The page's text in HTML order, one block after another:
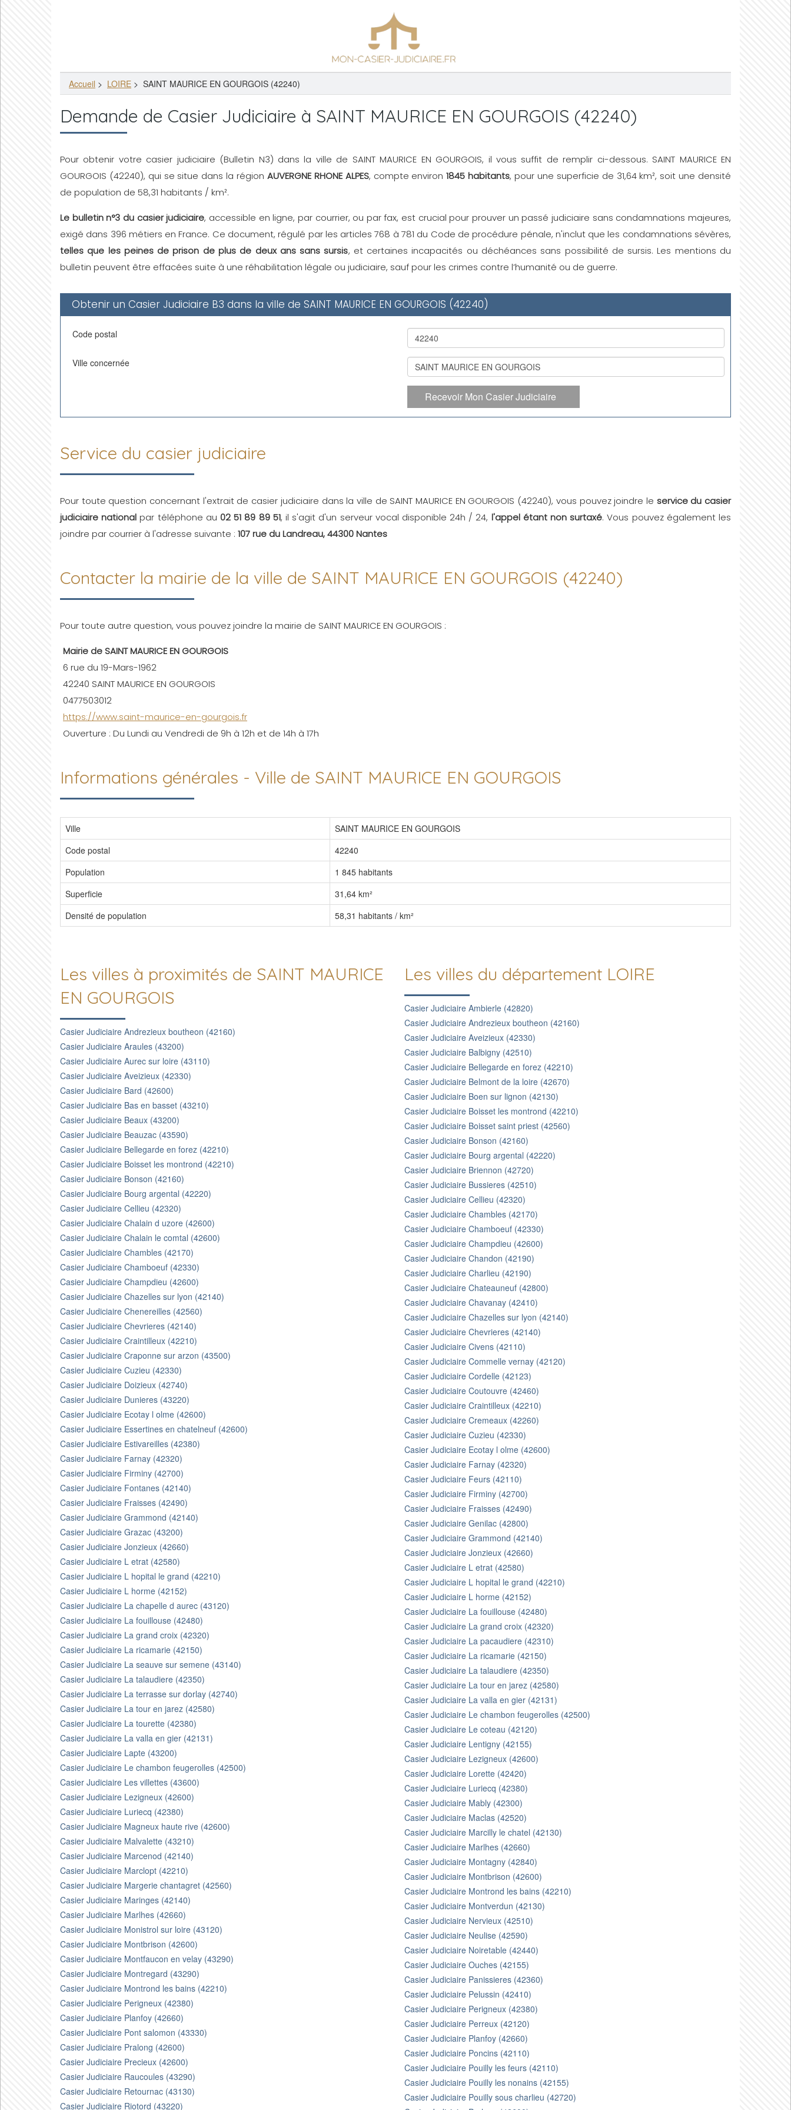
Accueil > LOIRE > SAINT MAURICE EN GOURGOIS (42240)
Demande de Casier Judiciaire à SAINT MAURICE EN GOURGOIS (42240)
Pour obtenir votre casier judiciaire (Bulletin N3) dans la ville de SAINT MAURICE EN GOURGOIS, il vous suffit de remplir ci-dessous. SAINT MAURICE EN
GOURGOIS (42240), qui se situe dans la région AUVERGNE RHONE ALPES, compte environ1845 habitants, pour une superficie de 31,64 km², soit une densité
de population de 58,31 habitants / km².
Le bulletin n°3 du casier judiciaire, accessible en ligne, par courrier, ou par fax, est crucial pour prouver un passé judiciaire sans condamnations majeures,
exigé dans 396 métiers en France. Ce document, régulé par les articles 768 à 781 du Code de procédure pénale, n'inclut que les condamnations sévères,
telles que les peines de prison de plus de deux ans sans sursis, et certaines incapacités ou déchéances sans possibilité de sursis. Les mentions du
bulletin peuvent être effacées suite à une réhabilitation légale ou judiciaire, sauf pour les crimes contre l’humanité ou de guerre.
Obtenir un Casier Judiciaire B3 dans la ville de SAINT MAURICE EN GOURGOIS (42240)
Code postal
Ville concernée
Recevoir Mon Casier Judiciaire
Service du casier judiciaire
Pour toute question concernant l'extrait de casier judiciaire dans la ville de SAINT MAURICE EN GOURGOIS (42240), vous pouvez joindre le service du casier
judiciaire national par téléphone au 02 51 89 89 51, il s'agit d'un serveur vocal disponible 24h / 24, l'appel étant non surtaxé. Vous pouvez également les
joindre par courrier à l'adresse suivante : 107 rue du Landreau, 44300 Nantes
Contacter la mairie de la ville de SAINT MAURICE EN GOURGOIS (42240)
Pour toute autre question, vous pouvez joindre la mairie de SAINT MAURICE EN GOURGOIS :
Mairie de SAINT MAURICE EN GOURGOIS
6 rue du 19-Mars-1962
42240 SAINT MAURICE EN GOURGOIS
0477503012
https://www.saint-maurice-en-gourgois.fr
Ouverture : Du Lundi au Vendredi de 9h à 12h et de 14h à 17h
Informations générales - Ville de SAINT MAURICE EN GOURGOIS
Ville
SAINT MAURICE EN GOURGOIS
Code postal
42240
Population
1 845 habitants
Superficie
31,64 km²
Densité de population
58,31 habitants / km²
Les villes à proximités de SAINT MAURICE
EN GOURGOIS
Casier Judiciaire Andrezieux boutheon (42160)
Casier Judiciaire Araules (43200)
Casier Judiciaire Aurec sur loire (43110)
Casier Judiciaire Aveizieux (42330)
Casier Judiciaire Bard (42600)
Casier Judiciaire Bas en basset (43210)
Casier Judiciaire Beaux (43200)
Casier Judiciaire Beauzac (43590)
Casier Judiciaire Bellegarde en forez (42210)
Casier Judiciaire Boisset les montrond (42210)
Casier Judiciaire Bonson (42160)
Casier Judiciaire Bourg argental (42220)
Casier Judiciaire Cellieu (42320)
Casier Judiciaire Chalain d uzore (42600)
Casier Judiciaire Chalain le comtal (42600)
Casier Judiciaire Chambles (42170)
Casier Judiciaire Chamboeuf (42330)
Casier Judiciaire Champdieu (42600)
Casier Judiciaire Chazelles sur lyon (42140)
Casier Judiciaire Chenereilles (42560)
Casier Judiciaire Chevrieres (42140)
Casier Judiciaire Craintilleux (42210)
Casier Judiciaire Craponne sur arzon (43500)
Casier Judiciaire Cuzieu (42330)
Casier Judiciaire Doizieux (42740)
Casier Judiciaire Dunieres (43220)
Casier Judiciaire Ecotay l olme (42600)
Casier Judiciaire Essertines en chatelneuf (42600)
Casier Judiciaire Estivareilles (42380)
Casier Judiciaire Farnay (42320)
Casier Judiciaire Firminy (42700)
Casier Judiciaire Fontanes (42140)
Casier Judiciaire Fraisses (42490)
Casier Judiciaire Grammond (42140)
Casier Judiciaire Grazac (43200)
Casier Judiciaire Jonzieux (42660)
Casier Judiciaire L etrat (42580)
Casier Judiciaire L hopital le grand (42210)
Casier Judiciaire L horme (42152)
Casier Judiciaire La chapelle d aurec (43120)
Casier Judiciaire La fouillouse (42480)
Casier Judiciaire La grand croix (42320)
Casier Judiciaire La ricamarie (42150)
Casier Judiciaire La seauve sur semene (43140)
Casier Judiciaire La talaudiere (42350)
Casier Judiciaire La terrasse sur dorlay (42740)
Casier Judiciaire La tour en jarez (42580)
Casier Judiciaire La tourette (42380)
Casier Judiciaire La valla en gier (42131)
Casier Judiciaire Lapte (43200)
Casier Judiciaire Le chambon feugerolles (42500)
Casier Judiciaire Les villettes (43600)
Casier Judiciaire Lezigneux (42600)
Casier Judiciaire Luriecq (42380)
Casier Judiciaire Magneux haute rive (42600)
Casier Judiciaire Malvalette (43210)
Casier Judiciaire Marcenod (42140)
Casier Judiciaire Marclopt (42210)
Casier Judiciaire Margerie chantagret (42560)
Casier Judiciaire Maringes (42140)
Casier Judiciaire Marlhes (42660)
Casier Judiciaire Monistrol sur loire (43120)
Casier Judiciaire Montbrison (42600)
Casier Judiciaire Montfaucon en velay (43290)
Casier Judiciaire Montregard (43290)
Casier Judiciaire Montrond les bains (42210)
Casier Judiciaire Perigneux (42380)
Casier Judiciaire Planfoy (42660)
Casier Judiciaire Pont salomon (43330)
Casier Judiciaire Pralong (42600)
Casier Judiciaire Precieux (42600)
Casier Judiciaire Raucoules (43290)
Casier Judiciaire Retournac (43130)
Casier Judiciaire Riotord (43220)
Les villes du département LOIRE
Casier Judiciaire Ambierle (42820)
Casier Judiciaire Andrezieux boutheon (42160)
Casier Judiciaire Aveizieux (42330)
Casier Judiciaire Balbigny (42510)
Casier Judiciaire Bellegarde en forez (42210)
Casier Judiciaire Belmont de la loire (42670)
Casier Judiciaire Boen sur lignon (42130)
Casier Judiciaire Boisset les montrond (42210)
Casier Judiciaire Boisset saint priest (42560)
Casier Judiciaire Bonson (42160)
Casier Judiciaire Bourg argental (42220)
Casier Judiciaire Briennon (42720)
Casier Judiciaire Bussieres (42510)
Casier Judiciaire Cellieu (42320)
Casier Judiciaire Chambles (42170)
Casier Judiciaire Chamboeuf (42330)
Casier Judiciaire Champdieu (42600)
Casier Judiciaire Chandon (42190)
Casier Judiciaire Charlieu (42190)
Casier Judiciaire Chateauneuf (42800)
Casier Judiciaire Chavanay (42410)
Casier Judiciaire Chazelles sur lyon (42140)
Casier Judiciaire Chevrieres (42140)
Casier Judiciaire Civens (42110)
Casier Judiciaire Commelle vernay (42120)
Casier Judiciaire Cordelle (42123)
Casier Judiciaire Coutouvre (42460)
Casier Judiciaire Craintilleux (42210)
Casier Judiciaire Cremeaux (42260)
Casier Judiciaire Cuzieu (42330)
Casier Judiciaire Ecotay l olme (42600)
Casier Judiciaire Farnay (42320)
Casier Judiciaire Feurs (42110)
Casier Judiciaire Firminy (42700)
Casier Judiciaire Fraisses (42490)
Casier Judiciaire Genilac (42800)
Casier Judiciaire Grammond (42140)
Casier Judiciaire Jonzieux (42660)
Casier Judiciaire L etrat (42580)
Casier Judiciaire L hopital le grand (42210)
Casier Judiciaire L horme (42152)
Casier Judiciaire La fouillouse (42480)
Casier Judiciaire La grand croix (42320)
Casier Judiciaire La pacaudiere (42310)
Casier Judiciaire La ricamarie (42150)
Casier Judiciaire La talaudiere (42350)
Casier Judiciaire La tour en jarez (42580)
Casier Judiciaire La valla en gier (42131)
Casier Judiciaire Le chambon feugerolles (42500)
Casier Judiciaire Le coteau (42120)
Casier Judiciaire Lentigny (42155)
Casier Judiciaire Lezigneux (42600)
Casier Judiciaire Lorette (42420)
Casier Judiciaire Luriecq (42380)
Casier Judiciaire Mably (42300)
Casier Judiciaire Maclas (42520)
Casier Judiciaire Marcilly le chatel (42130)
Casier Judiciaire Marlhes (42660)
Casier Judiciaire Montagny (42840)
Casier Judiciaire Montbrison (42600)
Casier Judiciaire Montrond les bains (42210)
Casier Judiciaire Montverdun (42130)
Casier Judiciaire Nervieux (42510)
Casier Judiciaire Neulise (42590)
Casier Judiciaire Noiretable (42440)
Casier Judiciaire Ouches (42155)
Casier Judiciaire Panissieres (42360)
Casier Judiciaire Pelussin (42410)
Casier Judiciaire Perigneux (42380)
Casier Judiciaire Perreux (42120)
Casier Judiciaire Planfoy (42660)
Casier Judiciaire Poncins (42110)
Casier Judiciaire Pouilly les feurs (42110)
Casier Judiciaire Pouilly les nonains (42155)
Casier Judiciaire Pouilly sous charlieu (42720)